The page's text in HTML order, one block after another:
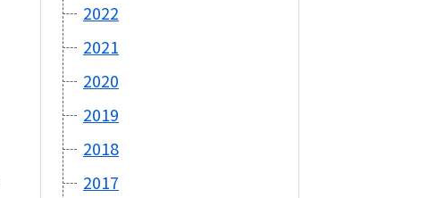
2022
2021
2020
2019
2018
2017